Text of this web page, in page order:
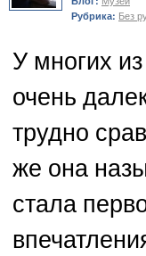
Рубрика: Без
У многих
очень
трудно
же она
стала